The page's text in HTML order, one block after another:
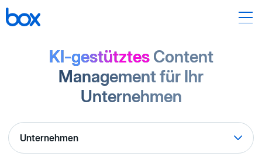
KI-gestütztesContent
Management für Ihr
Unternehmen